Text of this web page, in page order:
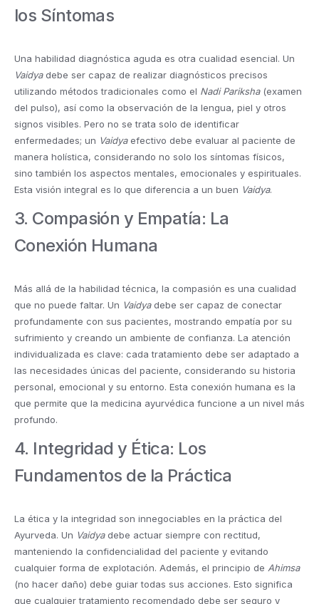
los Síntomas
Una habilidad diagnóstica aguda es otra cualidad esencial. Un
Vaidyadebe ser capaz de realizar diagnósticos precisos
utilizando métodos tradicionales como el Nadi Pariksha(examen
del pulso), así como la observación de la lengua, piel y otros
signos visibles. Pero no se trata solo de identificar
enfermedades; un Vaidyaefectivo debe evaluar al paciente de
manera holística, considerando no solo los síntomas físicos,
sino también los aspectos mentales, emocionales y espirituales.
Esta visión integral es lo que diferencia a un buen Vaidya.
3. Compasión y Empatía: La
Conexión Humana
Más allá de la habilidad técnica, la compasión es una cualidad
que no puede faltar. Un Vaidyadebe ser capaz de conectar
profundamente con sus pacientes, mostrando empatía por su
sufrimiento y creando un ambiente de confianza. La atención
individualizada es clave: cada tratamiento debe ser adaptado a
las necesidades únicas del paciente, considerando su historia
personal, emocional y su entorno. Esta conexión humana es la
que permite que la medicina ayurvédica funcione a un nivel más
profundo.
4. Integridad y Ética: Los
Fundamentos de la Práctica
La ética y la integridad son innegociables en la práctica del
Ayurveda. Un Vaidyadebe actuar siempre con rectitud,
manteniendo la confidencialidad del paciente y evitando
cualquier forma de explotación. Además, el principio de Ahimsa
(no hacer daño) debe guiar todas sus acciones. Esto significa
que cualquier tratamiento recomendado debe ser seguro y